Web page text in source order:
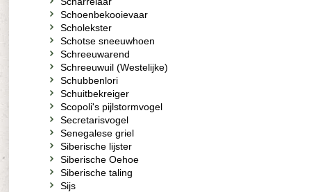
Schoenbekooievaar
Scholekster
Schotse sneeuwhoen
Schreeuwarend
Schreeuwuil (Westelijke)
Schubbenlori
Schuitbekreiger
Scopoli's pijlstormvogel
Secretarisvogel
Senegalese griel
Siberische lijster
Siberische Oehoe
Siberische taling
Sijs